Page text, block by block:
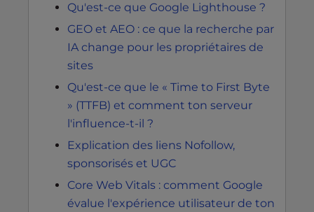
Qu'est-ce que Google Lighthouse ?
GEO et AEO : ce que la recherche par
IA change pour les propriétaires de
sites
Qu'est-ce que le « Time to First Byte
» (TTFB) et comment ton serveur
l'influence-t-il ?
Explication des liens Nofollow,
sponsorisés et UGC
Core Web Vitals : comment Google
évalue l'expérience utilisateur de ton